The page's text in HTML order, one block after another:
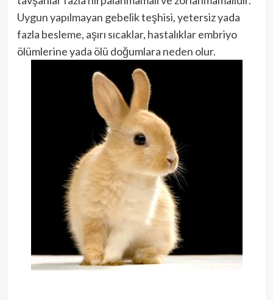
Uygun yapılmayan gebelik teşhisi, yetersiz yada
fazla besleme, aşırı sıcaklar, hastalıklar embriyo
ölümlerine yada ölü doğumlara neden olur.